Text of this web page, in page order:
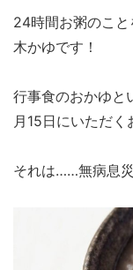
24時間お粥のこ
木かゆです！
行事食のおかゆと
月15日にいただく
それは……無病息